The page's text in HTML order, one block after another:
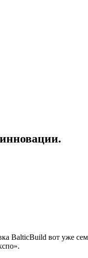
BalticBuild вот уже